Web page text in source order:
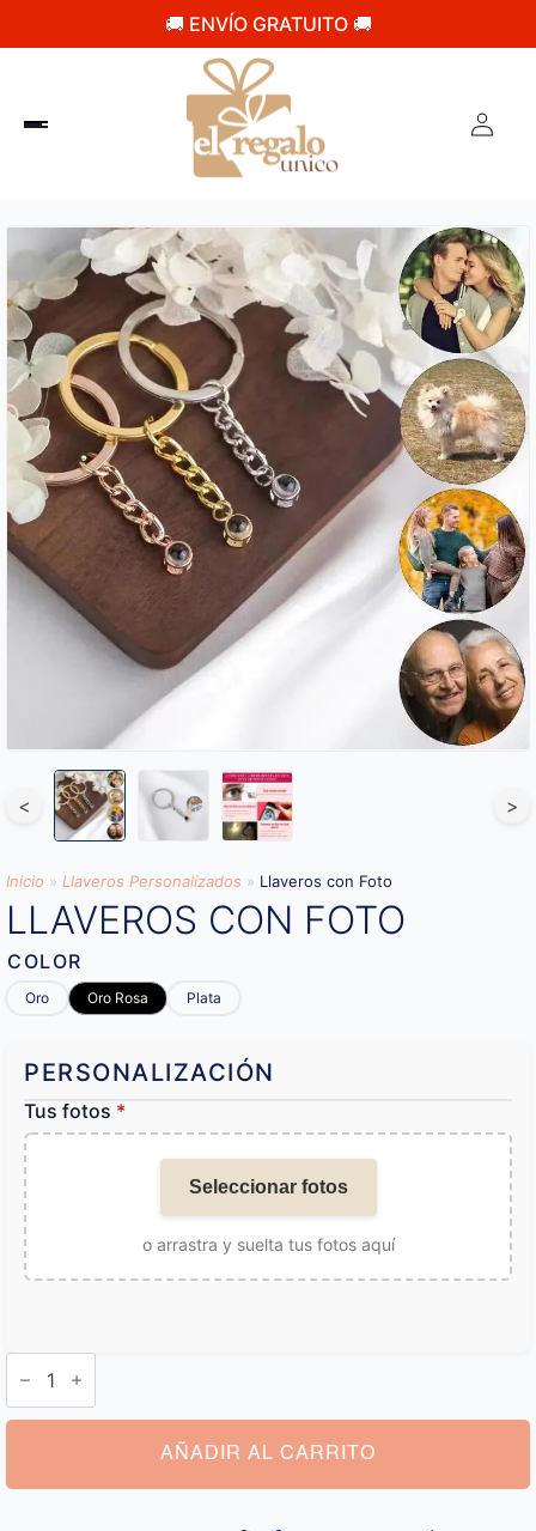
🚚 ENVÍO GRATUITO 🚚
< >
Inicio » Llaveros Personalizados » Llaveros con Foto
LLAVEROS CON FOTO
COLOR
Oro Oro Rosa Plata
PERSONALIZACIÓN
Tus fotos *
Seleccionar fotos
o arrastra y suelta tus fotos aquí
Llaveros
con
Foto
cantidad
AÑADIR AL CARRITO